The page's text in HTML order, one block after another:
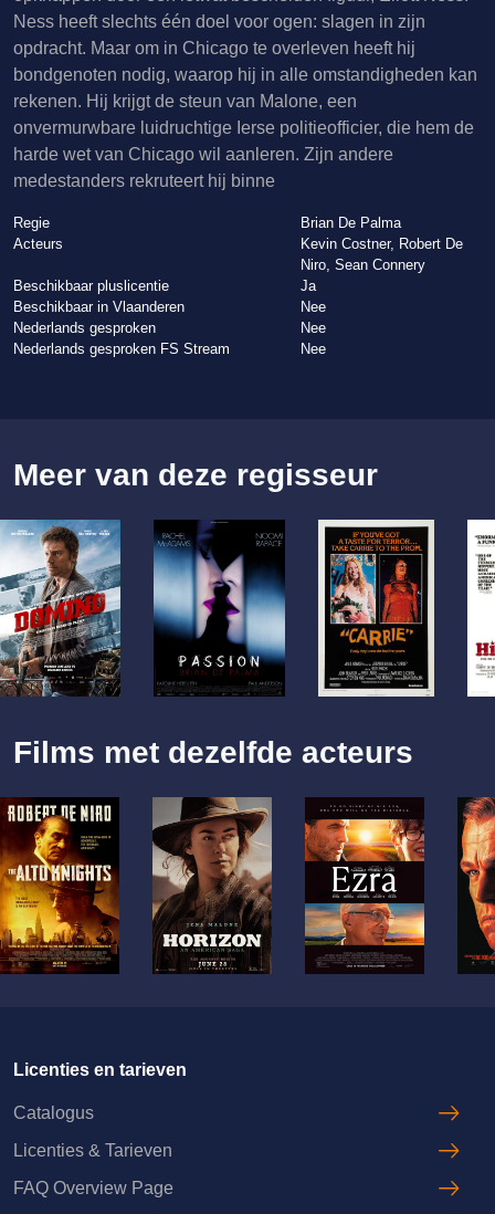
Ness heeft slechts één doel voor ogen: slagen in zijn
opdracht. Maar om in Chicago te overleven heeft hij
bondgenoten nodig, waarop hij in alle omstandigheden kan
rekenen. Hij krijgt de steun van Malone, een
onvermurwbare luidruchtige Ierse politieofficier, die hem de
harde wet van Chicago wil aanleren. Zijn andere
medestanders rekruteert hij binne
Regie
Brian De Palma
Acteurs
Kevin Costner, Robert De
Niro, Sean Connery
Beschikbaar pluslicentie
Ja
Beschikbaar in Vlaanderen
Nee
Nederlands gesproken
Nee
Nederlands gesproken FS Stream
Nee
Meer van deze regisseur
Films met dezelfde acteurs
Licenties en tarieven
Catalogus
Licenties & Tarieven
FAQ Overview Page